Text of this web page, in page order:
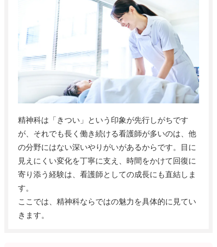
精神科は「きつい」という印象が先行しがちです
が、それでも長く働き続ける看護師が多いのは、他
の分野にはない深いやりがいがあるからです。目に
見えにくい変化を丁寧に支え、時間をかけて回復に
寄り添う経験は、看護師としての成長にも直結しま
す。
ここでは、精神科ならではの魅力を具体的に見てい
きます。